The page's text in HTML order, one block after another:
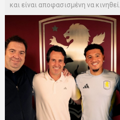
και είναι αποφασισμένη να κινηθεί...